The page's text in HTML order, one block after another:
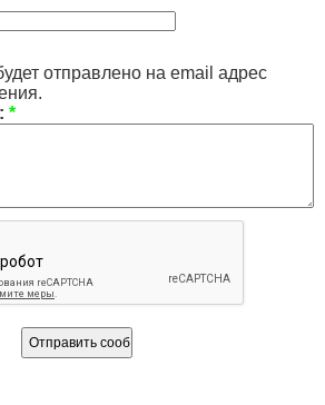
отправлено на email адрес
*